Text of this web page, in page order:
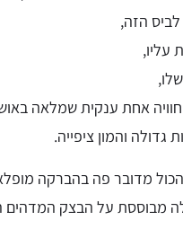
הזה,
עליו,
חוויה אחת ענקית שמלאה
גדולה והמון ציפייה.
מדובר פה בהברקה
מבוססת על הבצק המדהים